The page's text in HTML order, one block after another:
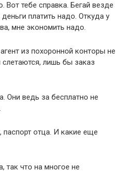
Вот тебе справка. Бегай везде
платить надо. Откуда у
мне экономить надо.
из похоронной конторы не
лишь бы заказ
Они ведь за бесплатно не
паспорт отца. И какие еще
так что на многое не